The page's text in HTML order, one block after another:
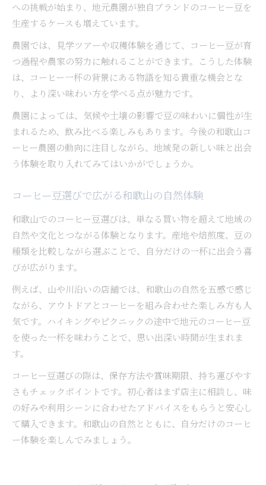
への挑戦が始まり、地元農園が独自ブランドのコーヒー豆を
生産するケースも増えています。
農園では、見学ツアーや収穫体験を通じて、コーヒー豆が育
つ過程や農家の努力に触れることができます。こうした体験
は、コーヒー一杯の背景にある物語を知る貴重な機会とな
り、より深い味わい方を学べる点が魅力です。
農園によっては、気候や土壌の影響で豆の味わいに個性が生
まれるため、飲み比べる楽しみもあります。今後の和歌山コ
ーヒー農園の動向に注目しながら、地域発の新しい味と出会
う体験を取り入れてみてはいかがでしょうか。
コーヒー豆選びで広がる和歌山の自然体験
和歌山でのコーヒー豆選びは、単なる買い物を超えて地域の
自然や文化とつながる体験となります。産地や焙煎度、豆の
種類を比較しながら選ぶことで、自分だけの一杯に出会う喜
びが広がります。
例えば、山や川沿いの店舗では、和歌山の自然を五感で感じ
ながら、アウトドアとコーヒーを組み合わせた楽しみ方も人
気です。ハイキングやピクニックの途中で地元のコーヒー豆
を使った一杯を味わうことで、思い出深い時間が生まれま
す。
コーヒー豆選びの際は、保存方法や賞味期限、持ち運びやす
さもチェックポイントです。初心者はまず店主に相談し、味
の好みや利用シーンに合わせたアドバイスをもらうと安心し
て購入できます。和歌山の自然とともに、自分だけのコーヒ
ー体験を楽しんでみましょう。